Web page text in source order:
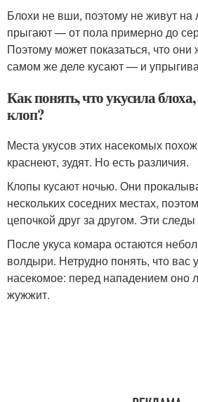
Блохи не вши, поэтому не живут на
прыгают — от пола примерно до
Поэтому может показаться, что они
самом же деле кусают — и
Как понять, что укусила
клоп?
Места укусов этих насекомых
краснеют, зудят. Но есть различия.
Клопы кусают ночью. Они
нескольких соседних местах,
цепочкой друг за другом. Эти
После укуса комара остаются
волдыри. Нетрудно понять, что вас
насекомое: перед нападением оно
жужжит.